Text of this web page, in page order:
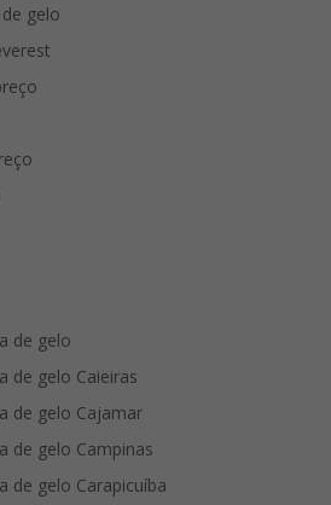
gelo
de gelo
de gelo Caieiras
de gelo Cajamar
de gelo Campinas
de gelo Carapicuíba